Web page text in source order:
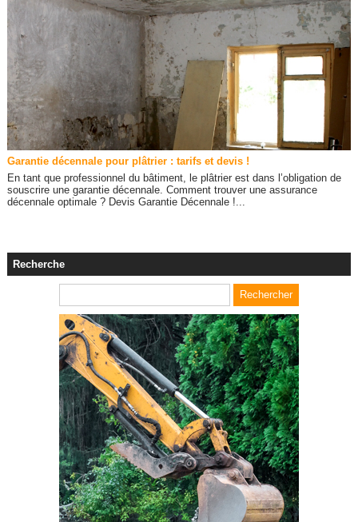
Garantie décennale pour plâtrier : tarifs et devis !
En tant que professionnel du bâtiment, le plâtrier est dans l’obligation de
souscrire une garantie décennale. Comment trouver une assurance
décennale optimale ? Devis Garantie Décennale !...
Recherche